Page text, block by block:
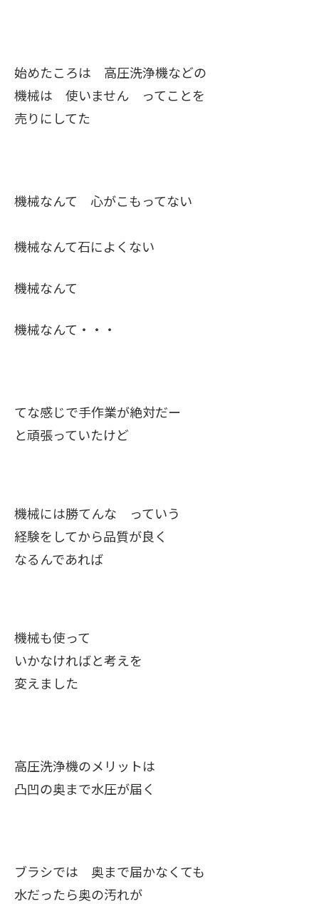
始めたころは 高圧洗浄機などの
機械は 使いません ってことを
売りにしてた
機械なんて 心がこもってない
機械なんて石によくない
機械なんて
機械なんて・・・
てな感じで手作業が絶対だー
と頑張っていたけど
機械には勝てんな っていう
経験をしてから品質が良く
なるんであれば
機械も使って
いかなければと考えを
変えました
高圧洗浄機のメリットは
凸凹の奥まで水圧が届く
ブラシでは 奥まで届かなくても
水だったら奥の汚れが